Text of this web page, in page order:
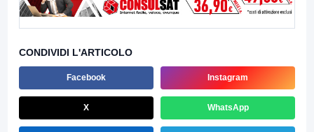
CONDIVIDI L'ARTICOLO
Facebook Instagram
X WhatsApp